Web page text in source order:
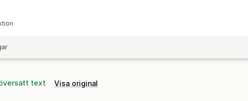
text Visa original